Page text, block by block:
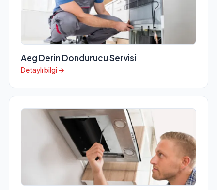
Aeg Derin Dondurucu Servisi
Detaylı bilgi →